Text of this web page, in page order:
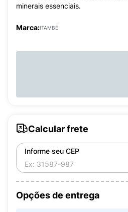
minerais essenciais.
Marca:ITAMBÉ
Calcular frete
Informe seu CEP
Opções de entrega